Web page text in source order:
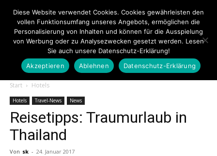
Touristiknews.de
|
Start Hotels
Hotels Travel-News News
Reisetipps: Traumurlaub in
Thailand
Von sk - 24. Januar 2017
Diese Website verwendet Cookies. Cookies gewährleisten den
vollen Funktionsumfang unseres Angebots, ermöglichen die
Personalisierung von Inhalten und können für die Ausspielung
von Werbung oder zu Analysezwecken gesetzt werden. Lesen
Sie auch unsere Datenschutz-Erklärung!
Akzeptieren
Ablehnen Datenschutz-Erklärung